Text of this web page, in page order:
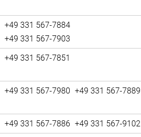
+49 331 567-7884
+49 331 567-7903
+49 331 567-7851
+49 331 567-7980 +49 331 567-7889
+49 331 567-7886 +49 331 567-9102